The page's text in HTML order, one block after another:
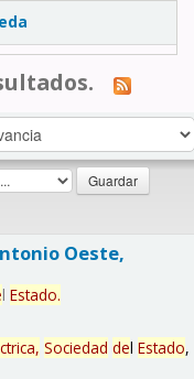
Oeste,
l Estado.
Sociedad del Estado,